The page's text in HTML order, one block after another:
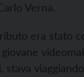
Verna.
era stato
stava